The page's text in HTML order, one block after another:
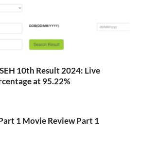
10th Result 2024: Live
at 95.22%
1 Movie Review Part 1